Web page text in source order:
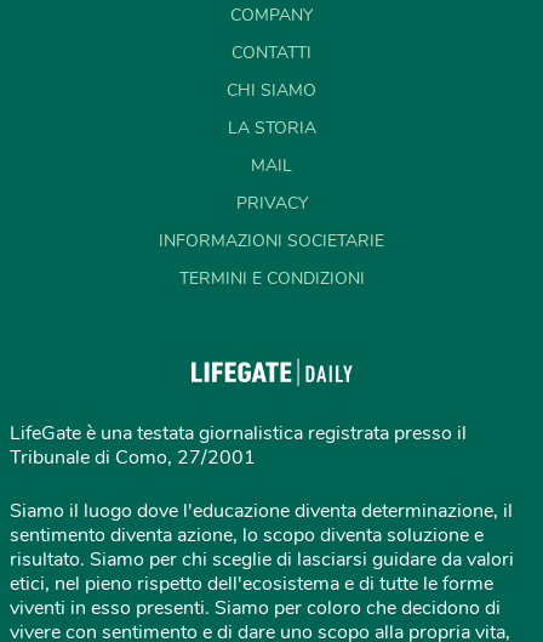
COMPANY
CONTATTI
CHI SIAMO
LA STORIA
MAIL
PRIVACY
INFORMAZIONI SOCIETARIE
TERMINI E CONDIZIONI
LifeGate è una testata giornalistica registrata presso il
Tribunale di Como, 27/2001
Siamo il luogo dove l'educazione diventa determinazione, il
sentimento diventa azione, lo scopo diventa soluzione e
risultato. Siamo per chi sceglie di lasciarsi guidare da valori
etici, nel pieno rispetto dell'ecosistema e di tutte le forme
viventi in esso presenti. Siamo per coloro che decidono di
vivere con sentimento e di dare uno scopo alla propria vita,